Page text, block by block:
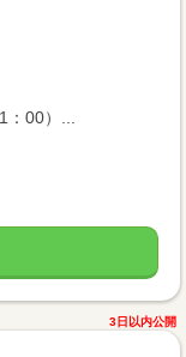
：00）...
3日以内公開